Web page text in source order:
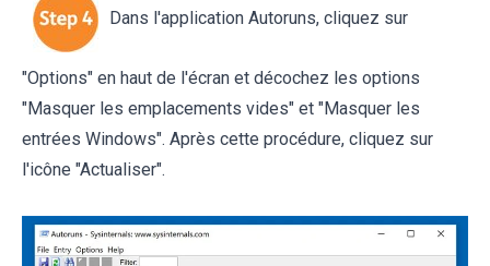
Dans l'application Autoruns, cliquez sur
"Options" en haut de l'écran et décochez les options
"Masquer les emplacements vides" et "Masquer les
entrées Windows". Après cette procédure, cliquez sur
l'icône "Actualiser".